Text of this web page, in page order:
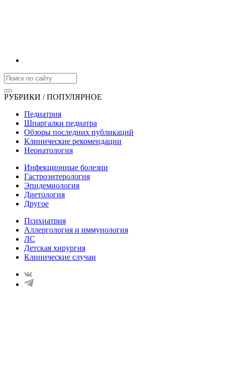
РУБРИКИ / ПОПУЛЯРНОЕ
Педиатрия
Шпаргалки педиатра
Обзоры последних публикаций
Клинические рекомендации
Неонатология
Инфекционные болезни
Гастроэнтерология
Эпидемиология
Диетология
Другое
Психиатрия
Аллергология и иммунология
ЛС
Детская хирургия
Клинические случаи